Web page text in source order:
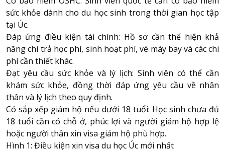
sức khỏe dành cho du học sinh trong thời gian học tập
tại Úc.
Đáp ứng điều kiện tài chính: Hồ sơ cần thể hiện khả
năng chi trả học phí, sinh hoạt phí, vé máy bay và các chi
phí cần thiết khác.
Đạt yêu cầu sức khỏe và lý lịch: Sinh viên có thể cần
khám sức khỏe, đồng thời đáp ứng yêu cầu về nhân
thân và lý lịch theo quy định.
Có sắp xếp giám hộ nếu dưới 18 tuổi: Học sinh chưa đủ
18 tuổi cần có chỗ ở, phúc lợi và người giám hộ hợp lệ
hoặc người thân xin visa giám hộ phù hợp.
Hình 1: Điều kiện xin visa du học Úc mới nhất